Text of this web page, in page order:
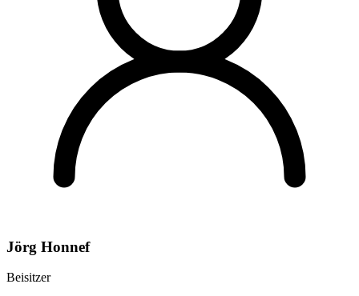
Jörg Honnef
Beisitzer